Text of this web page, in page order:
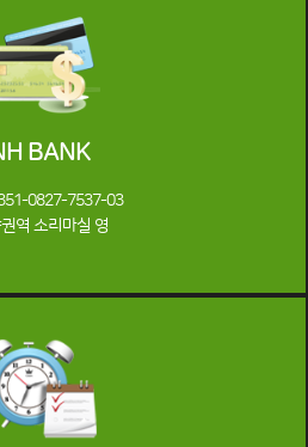
BANK
0827-7537-03
역 소리마실 영